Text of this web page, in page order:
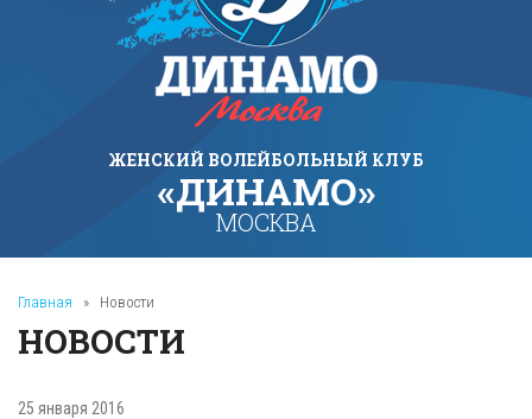
ЖЕНСКИЙ ВОЛЕЙБОЛЬНЫЙ КЛУБ
«ДИНАМО»
МОСКВА
Главная » Новости
НОВОСТИ
25 января 2016